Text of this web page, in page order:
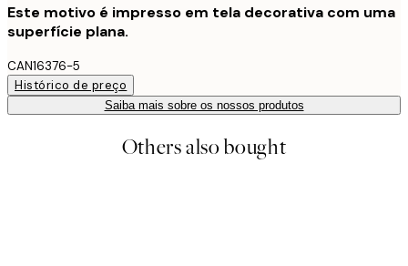
Este motivo é impresso em tela decorativa com uma
superfície plana.
CAN16376-5
Histórico de preço
Saiba mais sobre os nossos produtos
Others also bought